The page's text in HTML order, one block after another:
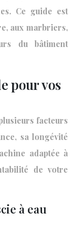
Ce guide est
aux marbriers,
du bâtiment
pour vos
facteurs
sa longévité
adaptée à
de votre
à eau